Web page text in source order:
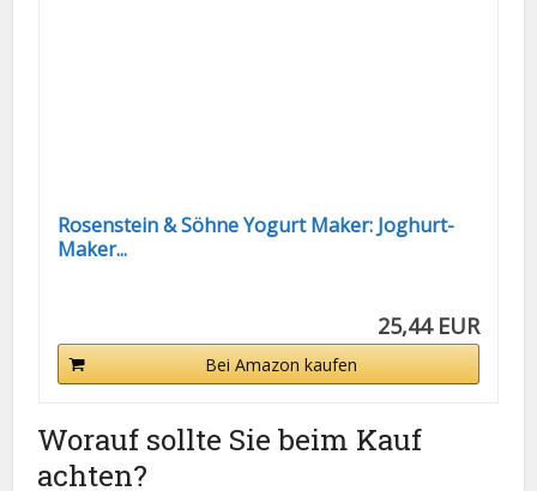
Rosenstein & Söhne Yogurt Maker: Joghurt-
Maker...
25,44 EUR
Bei Amazon kaufen
Worauf sollte Sie beim Kauf
achten?